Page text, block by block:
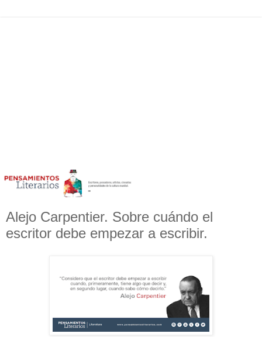
Alejo Carpentier. Sobre cuándo el
escritor debe empezar a escribir.